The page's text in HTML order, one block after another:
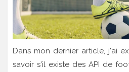
Dans mon dernier article, j'ai
savoir s'il existe des API de